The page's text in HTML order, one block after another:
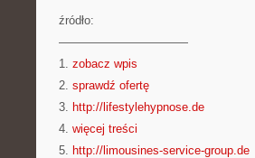
źródło:
———————————
1. zobacz wpis
2. sprawdź ofertę
3. http://lifestylehypnose.de
4. więcej treści
5. http://limousines-service-group.de